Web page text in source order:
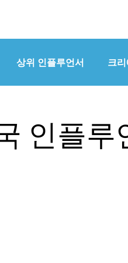
상위 인플루언서 크
인플루